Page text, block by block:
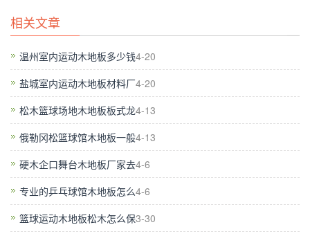
冲击吸收率为技术指标的53%，具有较低的冲击吸收功能，当树
地板承受瞬间的集中冲击时，该冲击的53%被地板结构吸收，只
有47%的冲击会反弹到选手的脚和身体上。 通过保护选手不受
伤害，可以进一步降低疲劳度。 用振动频率测定器进行测定，
测试了冲击吸收测定器。 篮球馆木地板工程
设，需要的是各种木材表层和建设基地的指甲一定要坚固，无松
动（钉或粘结是否牢固，但要注意粘贴必须满足的要求时使用的
胶水标准检查，不包含有毒化学品）。安装速度比实木地板要
快。在安装体育木地板的过程中，一些细节，如木桩和弹性垫是
相关文章
温州室内运动木地板多少钱4-20
盐城室内运动木地板材料厂4-20
松木篮球场地木地板板式龙4-13
俄勒冈松篮球馆木地板一般4-13
硬木企口舞台木地板厂家去4-6
专业的乒乓球馆木地板怎么4-6
篮球运动木地板松木怎么保3-30